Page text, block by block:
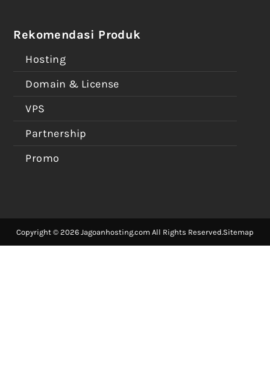
Rekomendasi Produk
Hosting
Domain & License
VPS
Partnership
Promo
Copyright © 2026 Jagoanhosting.com All Rights Reserved.Sitemap